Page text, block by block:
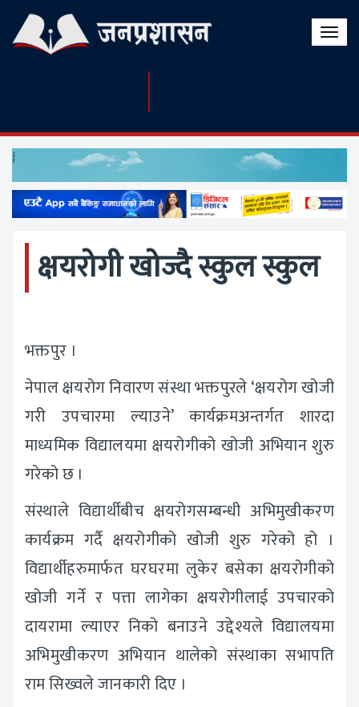
Toggle
क्षयरोगी खोज्दै स्कुल स्कुल
भक्तपुर ।
नेपाल क्षयरोग निवारण संस्था भक्तपुरले ‘क्षयरोग खोजी
गरी उपचारमा ल्याउने’ कार्यक्रमअन्तर्गत शारदा
माध्यमिक विद्यालयमा क्षयरोगीको खोजी अभियान शुरु
गरेको छ ।
संस्थाले विद्यार्थीबीच क्षयरोगसम्बन्धी अभिमुखीकरण
कार्यक्रम गर्दै क्षयरोगीको खोजी शुरु गरेको हो ।
विद्यार्थीहरुमार्फत घरघरमा लुकेर बसेका क्षयरोगीको
खोजी गर्ने र पत्ता लागेका क्षयरोगीलाई उपचारको
दायरामा ल्याएर निको बनाउने उद्देश्यले विद्यालयमा
अभिमुखीकरण अभियान थालेको संस्थाका सभापति
राम सिख्वले जानकारी दिए ।